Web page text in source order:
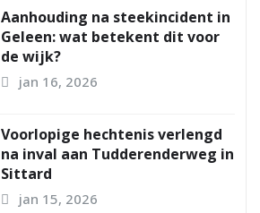
Aanhouding na steekincident in
Geleen: wat betekent dit voor
de wijk?
jan 16, 2026
Voorlopige hechtenis verlengd
na inval aan Tudderenderweg in
Sittard
jan 15, 2026